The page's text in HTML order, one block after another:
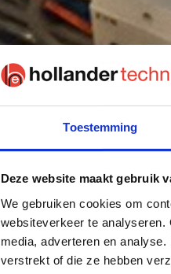
Toestemming
Deze website maakt gebruik
We gebruiken cookies om
websiteverkeer te
media, adverteren en
verstrekt of die ze hebben